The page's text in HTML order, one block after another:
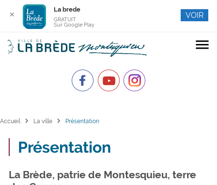
menu
Accueil chevron_right La ville chevron_right Présentation
Présentation
La Brède, patrie de Montesquieu, terre
✕
La brede
GRATUIT
Sur Google Play
VOIR